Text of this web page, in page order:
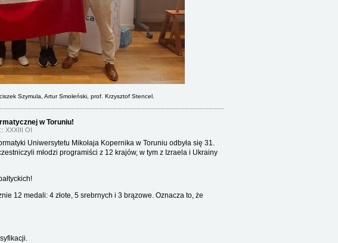
Szymula, Artur Smoleński, prof. Krzysztof Stencel.
w Toruniu!
XXXIII OI
Uniwersytetu Mikołaja Kopernika w Toruniu odbyła się 31.
młodzi programiści z 12 krajów, w tym z Izraela i Ukrainy
12 medali: 4 złote, 5 srebrnych i 3 brązowe. Oznacza to, że